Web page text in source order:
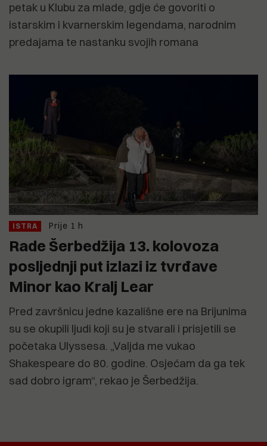
petak u Klubu za mlade, gdje će govoriti o
istarskim i kvarnerskim legendama, narodnim
predajama te nastanku svojih romana
ISTRA Prije 1 h
Rade Šerbedžija 13. kolovoza
posljednji put izlazi iz tvrđave
Minor kao Kralj Lear
Pred završnicu jedne kazališne ere na Brijunima
su se okupili ljudi koji su je stvarali i prisjetili se
početaka Ulyssesa. „Valjda me vukao
Shakespeare do 80. godine. Osjećam da ga tek
sad dobro igram“, rekao je Šerbedžija.